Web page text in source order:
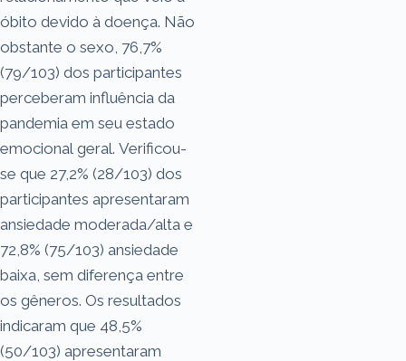
óbito devido à doença. Não
obstante o sexo, 76,7%
(79/103) dos participantes
perceberam influência da
pandemia em seu estado
emocional geral. Verificou-
se que 27,2% (28/103) dos
participantes apresentaram
ansiedade moderada/alta e
72,8% (75/103) ansiedade
baixa, sem diferença entre
os gêneros. Os resultados
indicaram que 48,5%
(50/103) apresentaram